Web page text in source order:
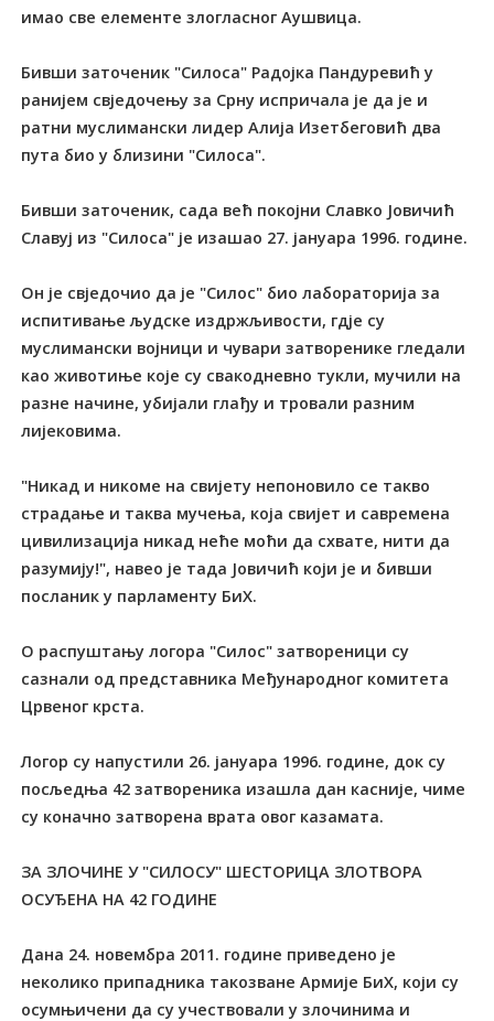
имао све елементе злогласног Аушвица.
Бивши заточеник "Силоса" Радојка Пандуревић у
ранијем свједочењу за Срну испричала је да је и
ратни муслимански лидер Алија Изетбеговић два
пута био у близини "Силоса".
Бивши заточеник, сада већ покојни Славко Јовичић
Славуј из "Силоса" је изашао 27. јануара 1996. године.
Он је свједочио да је "Силос" био лабораторија за
испитивање људске издржљивости, гдје су
муслимански војници и чувари затворенике гледали
као животиње које су свакодневно тукли, мучили на
разне начине, убијали глађу и тровали разним
лијековима.
"Никад и никоме на свијету непоновило се такво
страдање и таква мучења, која свијет и савремена
цивилизација никад неће моћи да схвате, нити да
разумију!", навео је тада Јовичић који је и бивши
посланик у парламенту БиХ.
О распуштању логора "Силос" затвореници су
сазнали од представника Међународног комитета
Црвеног крста.
Логор су напустили 26. јануара 1996. године, док су
посљедња 42 затвореника изашла дан касније, чиме
су коначно затворена врата овог казамата.
ЗА ЗЛОЧИНЕ У "СИЛОСУ" ШЕСТОРИЦА ЗЛОТВОРА
ОСУЂЕНА НА 42 ГОДИНЕ
Дана 24. новембра 2011. године приведено је
неколико припадника такозване Армије БиХ, који су
осумњичени да су учествовали у злочинима и